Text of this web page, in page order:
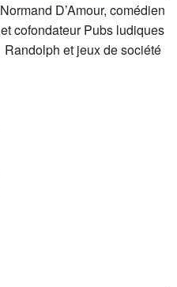
Normand D’Amour, comédien
et cofondateur Pubs ludiques
Randolph et jeux de société